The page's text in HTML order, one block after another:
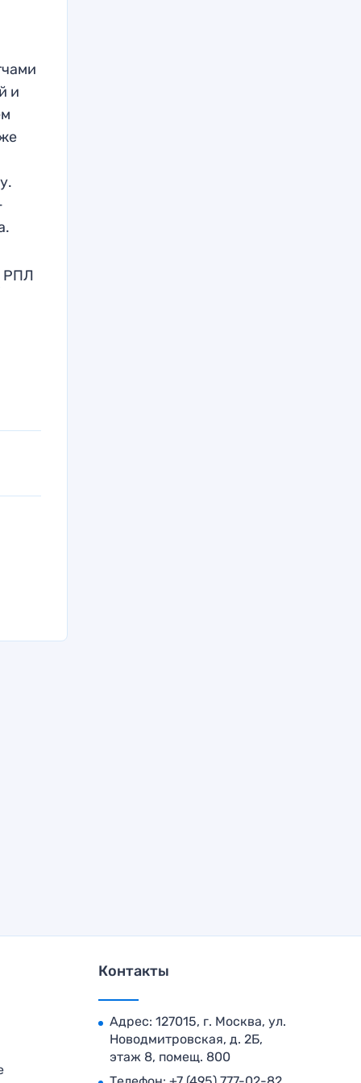
и
РПЛ
Контакты
Адрес: 127015, г. Москва, ул.
Новодмитровская, д. 2Б,
этаж 8, помещ. 800